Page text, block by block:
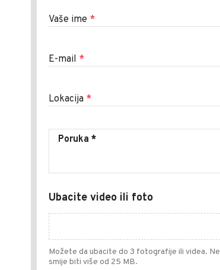
Vaše ime *
E-mail *
Lokacija *
Ubacite video ili foto
Možete da ubacite do 3 fotografije ili videa. Ne
smije biti više od 25 MB.